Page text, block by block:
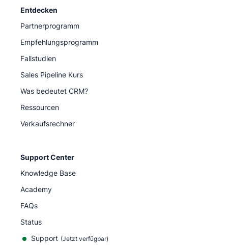
Entdecken
Partnerprogramm
Empfehlungsprogramm
Fallstudien
Sales Pipeline Kurs
Was bedeutet CRM?
Ressourcen
Verkaufsrechner
Support Center
Knowledge Base
Academy
FAQs
Status
Support (Jetzt verfügbar)